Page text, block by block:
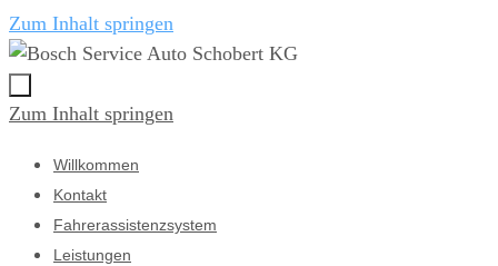
Zum Inhalt springen
Zum Inhalt springen
Willkommen
Kontakt
Fahrerassistenzsystem
Leistungen